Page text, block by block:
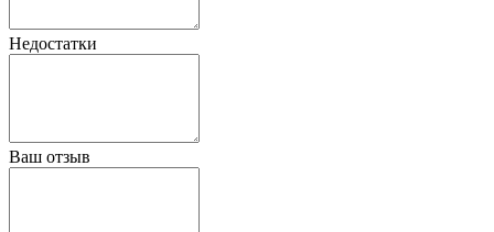
Недостатки
Ваш отзыв